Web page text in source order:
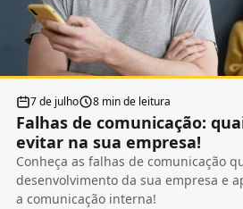
7 de julho 8 min de leitura
Falhas de comunicação:
evitar na sua empresa!
Conheça as falhas de comunicação
desenvolvimento da sua empresa e
a comunicação interna!